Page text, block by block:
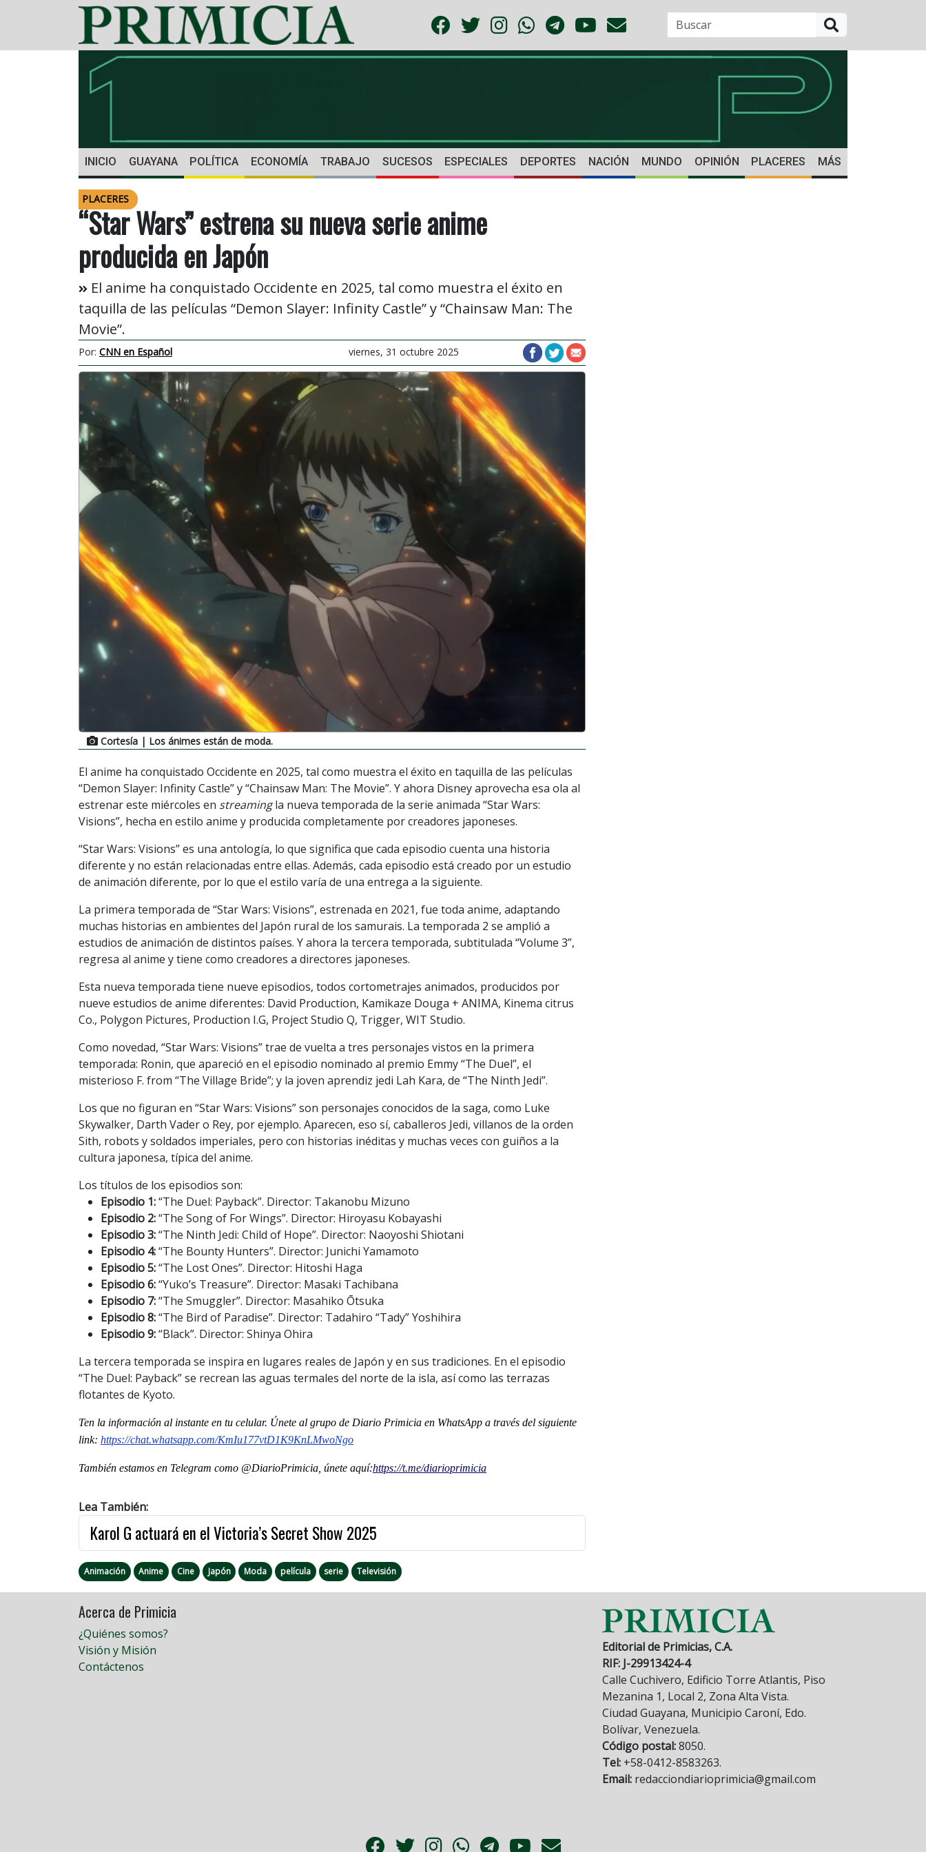
INICIO GUAYANA POLÍTICA ECONOMÍA TRABAJO SUCESOS ESPECIALES DEPORTES NACIÓN MUNDO OPINIÓN PLACERES MÁS
PLACERES
“Star Wars” estrena su nueva serie anime
producida en Japón
El anime ha conquistado Occidente en 2025, tal como muestra el éxito en
taquilla de las películas “Demon Slayer: Infinity Castle” y “Chainsaw Man: The
Movie”.
Por: CNN en Español viernes, 31 octubre 2025
Cortesía | Los ánimes están de moda.
El anime ha conquistado Occidente en 2025, tal como muestra el éxito en taquilla de las películas
“Demon Slayer: Infinity Castle” y “Chainsaw Man: The Movie”. Y ahora Disney aprovecha esa ola al
estrenar este miércoles en streamingla nueva temporada de la serie animada “Star Wars:
Visions”, hecha en estilo anime y producida completamente por creadores japoneses.
“Star Wars: Visions” es una antología, lo que significa que cada episodio cuenta una historia
diferente y no están relacionadas entre ellas. Además, cada episodio está creado por un estudio
de animación diferente, por lo que el estilo varía de una entrega a la siguiente.
La primera temporada de “Star Wars: Visions”, estrenada en 2021, fue toda anime, adaptando
muchas historias en ambientes del Japón rural de los samurais. La temporada 2 se amplió a
estudios de animación de distintos países. Y ahora la tercera temporada, subtitulada “Volume 3”,
regresa al anime y tiene como creadores a directores japoneses.
Esta nueva temporada tiene nueve episodios, todos cortometrajes animados, producidos por
nueve estudios de anime diferentes: David Production, Kamikaze Douga + ANIMA, Kinema citrus
Co., Polygon Pictures, Production I.G, Project Studio Q, Trigger, WIT Studio.
Como novedad, “Star Wars: Visions” trae de vuelta a tres personajes vistos en la primera
temporada: Ronin, que apareció en el episodio nominado al premio Emmy “The Duel”, el
misterioso F. from “The Village Bride”; y la joven aprendiz jedi Lah Kara, de “The Ninth Jedi”.
Los que no figuran en “Star Wars: Visions” son personajes conocidos de la saga, como Luke
Skywalker, Darth Vader o Rey, por ejemplo. Aparecen, eso sí, caballeros Jedi, villanos de la orden
Sith, robots y soldados imperiales, pero con historias inéditas y muchas veces con guiños a la
cultura japonesa, típica del anime.
Los títulos de los episodios son:
Episodio 1:“The Duel: Payback”. Director: Takanobu Mizuno
Episodio 2:“The Song of For Wings”. Director: Hiroyasu Kobayashi
Episodio 3:“The Ninth Jedi: Child of Hope”. Director: Naoyoshi Shiotani
Episodio 4:“The Bounty Hunters”. Director: Junichi Yamamoto
Episodio 5:“The Lost Ones”. Director: Hitoshi Haga
Episodio 6:“Yuko’s Treasure”. Director: Masaki Tachibana
Episodio 7:“The Smuggler”. Director: Masahiko Ōtsuka
Episodio 8:“The Bird of Paradise”. Director: Tadahiro “Tady” Yoshihira
Episodio 9:“Black”. Director: Shinya Ohira
La tercera temporada se inspira en lugares reales de Japón y en sus tradiciones. En el episodio
“The Duel: Payback” se recrean las aguas termales del norte de la isla, así como las terrazas
flotantes de Kyoto.
Ten la información al instante en tu celular. Únete al grupo de Diario Primicia en WhatsApp a través del siguiente
link: https://chat.whatsapp.com/KmIu177vtD1K9KnLMwoNgo
También estamos en Telegram como @DiarioPrimicia, únete aquí:https://t.me/diarioprimicia
Lea También:
Karol G actuará en el Victoria’s Secret Show 2025
Animación Anime Cine Japón Moda película serie Televisión
Acerca de Primicia
¿Quiénes somos?
Visión y Misión
Contáctenos
Editorial de Primicias, C.A.
RIF: J-29913424-4
Calle Cuchivero, Edificio Torre Atlantis, Piso
Mezanina 1, Local 2, Zona Alta Vista.
Ciudad Guayana, Municipio Caroní, Edo.
Bolívar, Venezuela.
Código postal:8050.
Tel: +58-0412-8583263.
Email: redacciondiarioprimicia@gmail.com